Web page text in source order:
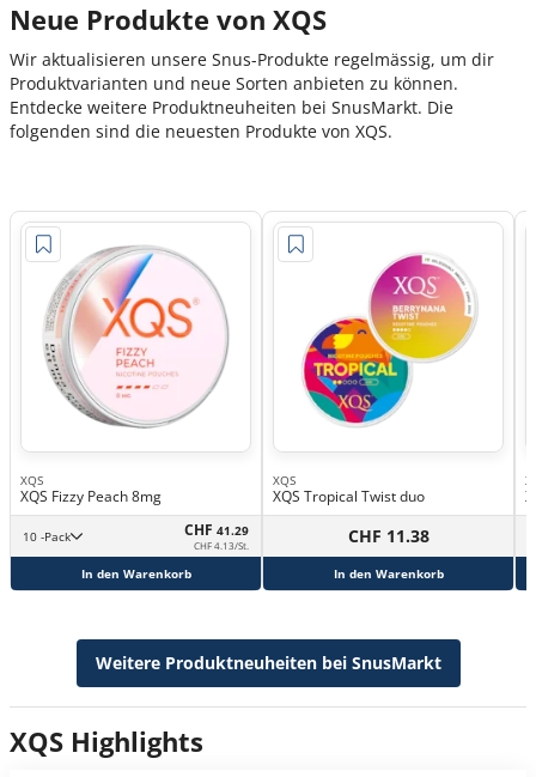
Neue Produkte von XQS
Wir aktualisieren unsere Snus-Produkte regelmässig, um dir
Produktvarianten und neue Sorten anbieten zu können.
Entdecke weitere Produktneuheiten bei SnusMarkt. Die
folgenden sind die neuesten Produkte von XQS.
XQS
XQS Fizzy Peach 8mg
10 -Pack CHF 41.29
CHF 4.13/St.
In den Warenkorb
XQS
XQS Tropical Twist duo
CHF 11.38
In den Warenkorb
Weitere Produktneuheiten bei SnusMarkt
XQS Highlights